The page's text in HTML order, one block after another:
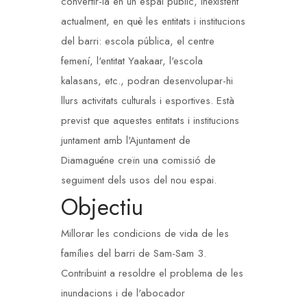
actualment, en què les entitats i institucions
del barri: escola pública, el centre
femení, l'entitat Yaakaar, l'escola
kalasans, etc., podran desenvolupar-hi
llurs activitats culturals i esportives. Està
previst que aquestes entitats i institucions
juntament amb l'Ajuntament de
Diamaguéne creïn una comissió de
seguiment dels usos del nou espai.
Objectiu
Millorar les condicions de vida de les
famílies del barri de Sam-Sam 3.
Contribuint a resoldre el problema de les
inundacions i de l'abocador